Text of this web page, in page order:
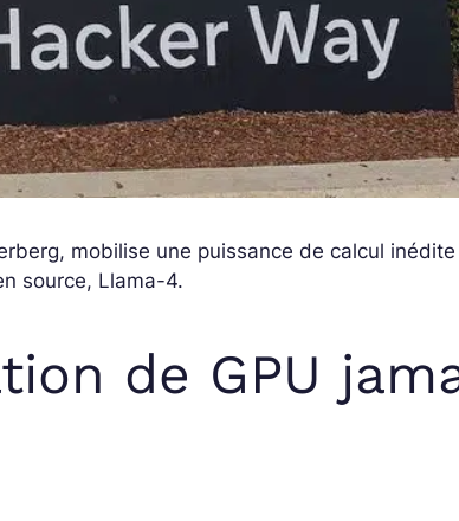
mobilise une puissance de calcul
source, Llama-4.
de GPU